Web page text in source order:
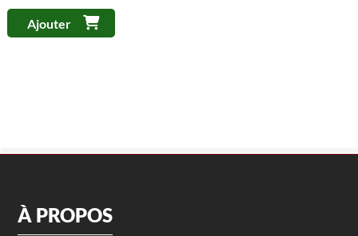
Ajouter
À PROPOS